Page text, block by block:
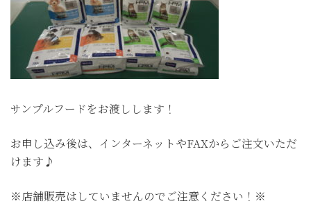
サンプルフードをお渡しします！
お申し込み後は、インターネットやFAXからご注文いただ
けます♪
※店舗販売はしていませんのでご注意ください！※